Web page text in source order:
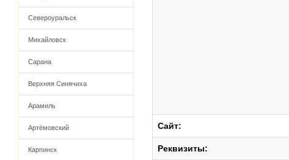
Североуральск
Михайловск
Сарана
Верхняя Синячиха
Арамиль
Артёмовский
Карпинск
Сайт:
Реквизиты: